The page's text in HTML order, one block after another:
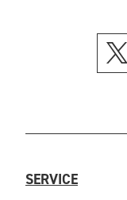
SERVICE